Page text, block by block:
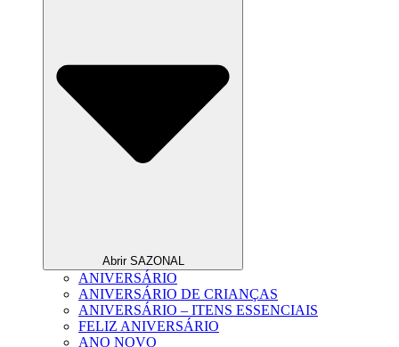
Abrir SAZONAL
ANIVERSÁRIO
ANIVERSÁRIO DE CRIANÇAS
ANIVERSÁRIO – ITENS ESSENCIAIS
FELIZ ANIVERSÁRIO
ANO NOVO